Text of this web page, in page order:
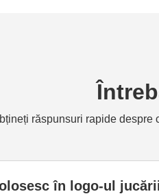
răspunsuri rapide despre
în logo-ul